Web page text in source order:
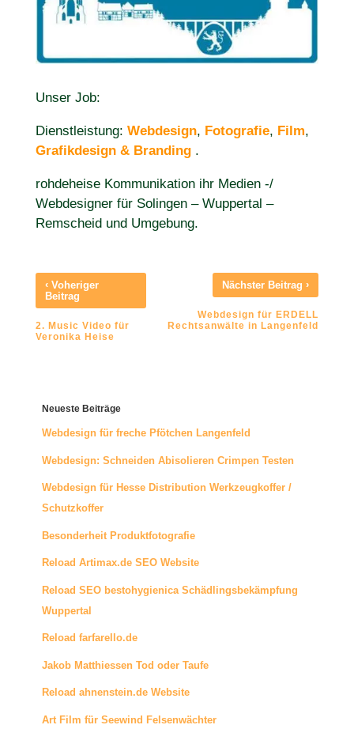
Unser Job:
Dienstleistung: Webdesign, Fotografie, Film,
Grafikdesign & Branding.
rohdeheise Kommunikation ihr Medien -/
Webdesigner für Solingen – Wuppertal –
Remscheid und Umgebung.
‹Voheriger
Beitrag
2. Music Video für
Veronika Heise
Nächster Beitrag›
Webdesign für ERDELL
Rechtsanwälte in Langenfeld
Neueste Beiträge
Webdesign für freche Pfötchen Langenfeld
Webdesign: Schneiden Abisolieren Crimpen Testen
Webdesign für Hesse Distribution Werkzeugkoffer /
Schutzkoffer
Besonderheit Produktfotografie
Reload Artimax.de SEO Website
Reload SEO bestohygienica Schädlingsbekämpfung
Wuppertal
Reload farfarello.de
Jakob Matthiessen Tod oder Taufe
Reload ahnenstein.de Website
Art Film für Seewind Felsenwächter